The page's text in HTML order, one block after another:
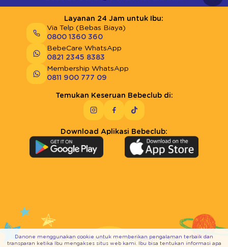
Layanan 24 Jam untuk Ibu:
Via Telp (Bebas Biaya)
0800 1360 360
BebeCare WhatsApp
0821 2345 8383
Membership WhatsApp
0811 900 777 09
Temukan Keseruan Bebeclub di:
Download Aplikasi Bebeclub:
Syarat & Ketentuan Kebijakan Privasi
Danone menggunakan cookie untuk memberikan pengalaman terbaik dan
transparan ketika Ibu mengakses situs web kami. Ibu bisa tentukan informasi apa